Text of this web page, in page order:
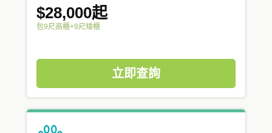
$28,000起
包9尺高櫃+9尺矮櫃
立即查詢